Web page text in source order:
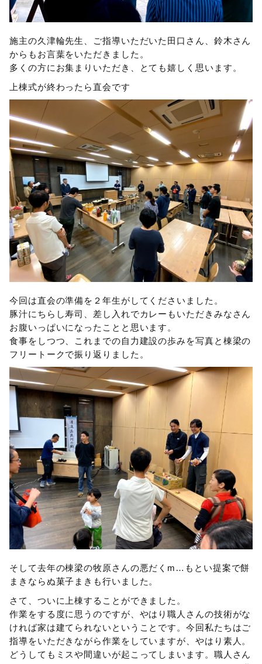
施主の久津輪先生、ご指導いただいた田口さん、鈴木さん
からもお言葉をいただきました。
多くの方にお集まりいただき、とても嬉しく思います。
上棟式が終わったら直会です
今回は直会の準備を２年生がしてくださいました。
豚汁にちらし寿司、差し入れでカレーもいただきみなさん
お腹いっぱいになったことと思います。
食事をしつつ、これまでの自力建設の歩みを写真と棟梁の
フリートークで振り返りました。
そして去年の棟梁の牧原さんの悪だくm…もとい提案で餅
まきならぬ菓子まきも行いました。
さて、ついに上棟することができました。
作業をする度に思うのですが、やはり職人さんの技術がな
ければ家は建てられないということです。今回私たちはご
指導をいただきながら作業をしていますが、やはり素人。
どうしてもミスや間違いが起こってしまいます。職人さん